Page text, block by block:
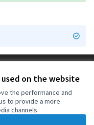
on the website
the performance and
to provide a more
channels.
el idioma